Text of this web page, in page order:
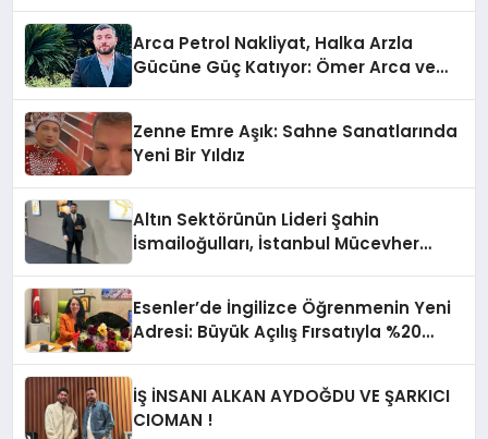
Arca Petrol Nakliyat, Halka Arzla
Gücüne Güç Katıyor: Ömer Arca ve
Zenne Emre Aşık: Sahne Sanatlarında
Yeni Bir Yıldız
Altın Sektörünün Lideri Şahin
İsmailoğulları, İstanbul Mücevher
Esenler’de İngilizce Öğrenmenin Yeni
Adresi: Büyük Açılış Fırsatıyla %20
İŞ İNSANI ALKAN AYDOĞDU VE ŞARKICI
CIOMAN !